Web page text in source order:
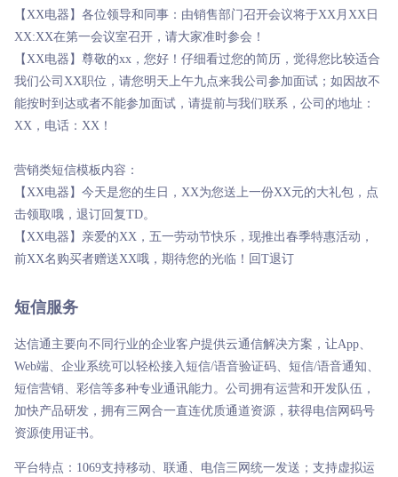
【XX电器】各位领导和同事：由销售部门召开会议将于XX月XX日
XX:XX在第一会议室召开，请大家准时参会！
【XX电器】尊敬的xx，您好！仔细看过您的简历，觉得您比较适合
我们公司XX职位，请您明天上午九点来我公司参加面试；如因故不
能按时到达或者不能参加面试，请提前与我们联系，公司的地址：
XX，电话：XX！
营销类短信模板内容：
【XX电器】今天是您的生日，XX为您送上一份XX元的大礼包，点
击领取哦，退订回复TD。
【XX电器】亲爱的XX，五一劳动节快乐，现推出春季特惠活动，
前XX名购买者赠送XX哦，期待您的光临！回T退订
短信服务
达信通主要向不同行业的企业客户提供云通信解决方案，让App、
Web端、企业系统可以轻松接入短信/语音验证码、短信/语音通知、
短信营销、彩信等多种专业通讯能力。公司拥有运营和开发队伍，
加快产品研发，拥有三网合一直连优质通道资源，获得电信网码号
资源使用证书。
平台特点：1069支持移动、联通、电信三网统一发送；支持虚拟运